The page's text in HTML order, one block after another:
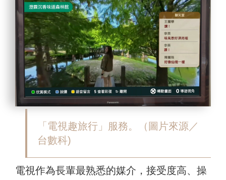
「電視趣旅行」服務。（圖片來源／
台數科)
電視作為長輩最熟悉的媒介，接受度高、操